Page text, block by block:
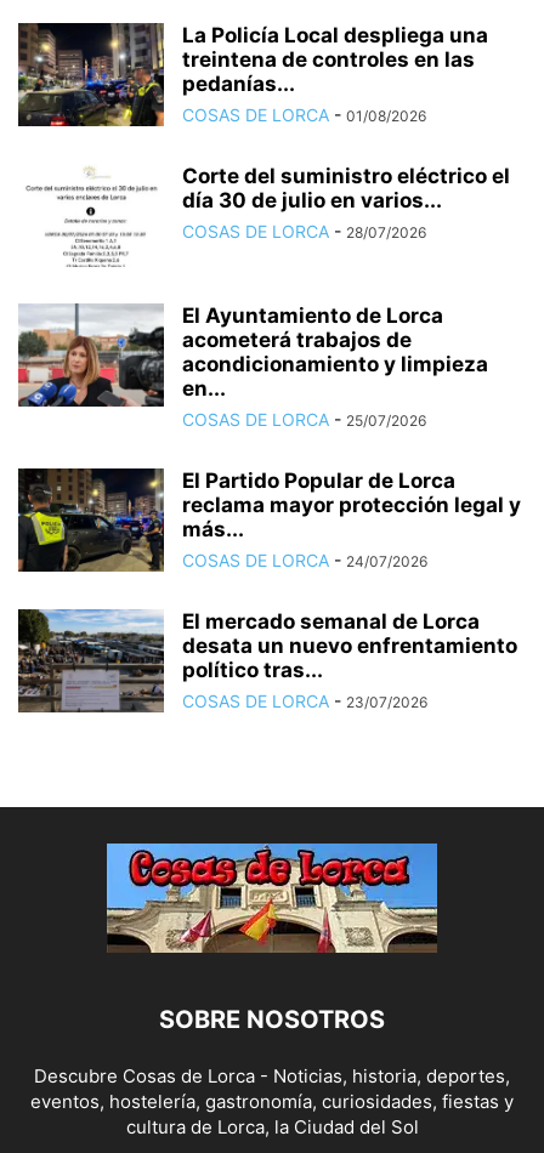
La Policía Local despliega una
treintena de controles en las
pedanías...
COSAS DE LORCA - 01/08/2026
Corte del suministro eléctrico el
día 30 de julio en varios...
COSAS DE LORCA - 28/07/2026
El Ayuntamiento de Lorca
acometerá trabajos de
acondicionamiento y limpieza
en...
COSAS DE LORCA - 25/07/2026
El Partido Popular de Lorca
reclama mayor protección legal y
más...
COSAS DE LORCA - 24/07/2026
El mercado semanal de Lorca
desata un nuevo enfrentamiento
político tras...
COSAS DE LORCA - 23/07/2026
SOBRE NOSOTROS
Descubre Cosas de Lorca - Noticias, historia, deportes,
eventos, hostelería, gastronomía, curiosidades, fiestas y
cultura de Lorca, la Ciudad del Sol